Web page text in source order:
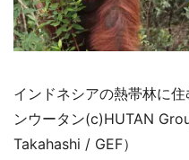
インドネシアの熱帯林に
ンウータン(c)HUTAN
Takahashi / GEF）